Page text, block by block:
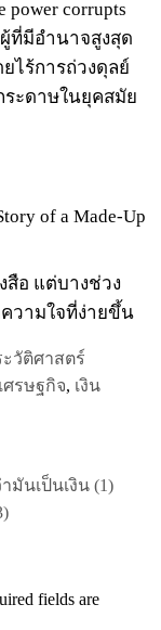
corrupts
ที่มีอำนาจสูงสุด
ไร้การถ่วงดุลย์
ระดาษในยุคสมัย
of a Made-Up
อ แต่บางช่วง
วามใจที่ง่ายขึ้น
ะวัติศาสตร์
ศรษฐกิจ, เงิน
มันเป็นเงิน (1)
fields are